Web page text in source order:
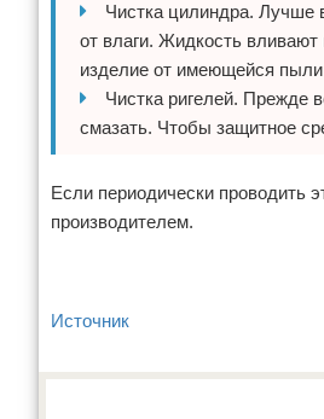
Чистка цилиндра. Лучше
от влаги. Жидкость
изделие от имеющейся пыли
Чистка ригелей. Прежде
смазать. Чтобы защитное
Если периодически проводить
производителем.
Источник